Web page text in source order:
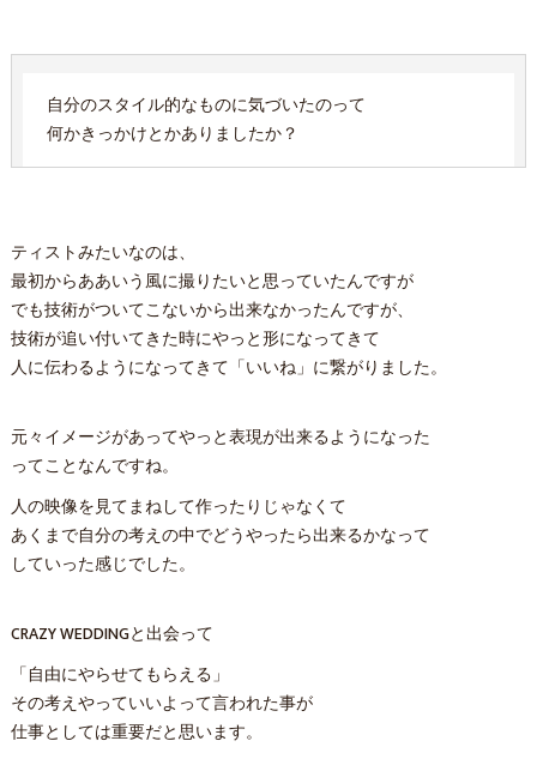
自分のスタイル的なものに気づいたのって
何かきっかけとかありましたか？
ティストみたいなのは、
最初からああいう風に撮りたいと思っていたんですが
でも技術がついてこないから出来なかったんですが、
技術が追い付いてきた時にやっと形になってきて
人に伝わるようになってきて「いいね」に繋がりました。
元々イメージがあってやっと表現が出来るようになった
ってことなんですね。
人の映像を見てまねして作ったりじゃなくて
あくまで自分の考えの中でどうやったら出来るかなって
していった感じでした。
CRAZY WEDDINGと出会って
「自由にやらせてもらえる」
その考えやっていいよって言われた事が
仕事としては重要だと思います。